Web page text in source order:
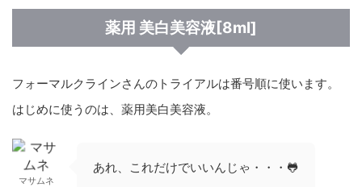
薬用 美白美容液[8ml]
フォーマルクラインさんのトライアルは番号順に使います。
はじめに使うのは、薬用美白美容液。
マサムネ
あれ、これだけでいいんじゃ・・・🐸